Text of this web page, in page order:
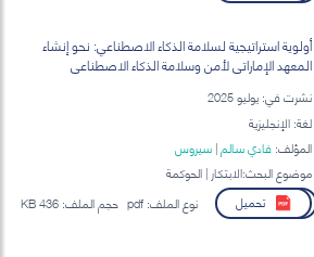
أولوية استراتيجية لسلامة الذكاء الاصطناعي: نحو إنشاء
المعهد الإماراتي لأمن وسلامة الذكاء الاصطناعي
نشرت في: يوليو 2025
لغة: الإنجليزية
المؤلف: فادي سالم| سيروس
موضوع البحث:الابتكار | الحوكمة
تحميل
نوع الملف: حجم الملف: